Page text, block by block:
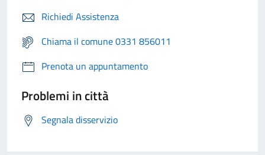
Richiedi Assistenza
Chiama il comune 0331 856011
Prenota un appuntamento
Problemi in città
Segnala disservizio